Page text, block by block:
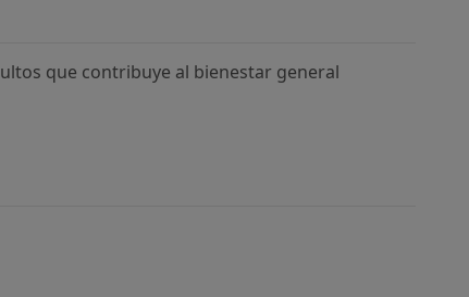
que contribuye al bienestar general